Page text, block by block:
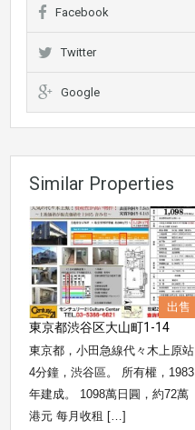
Facebook
Twitter
Google
Similar Properties
出售
東京都渋谷区大山町1-14
東京都，小田急線代々木上原站
4分鐘，渋谷區。 所有權，1983
年建成。 1098萬日圓，約72萬
港元 每月收租 […]